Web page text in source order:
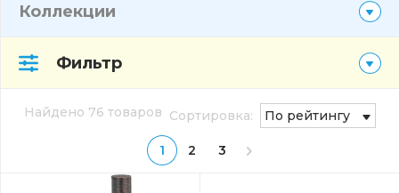
Коллекции
Фильтр
Найдено 76 товаров
1 2 3
Сортировка: По рейтингу